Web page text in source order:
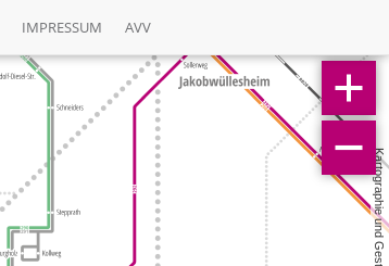
IMPRESSUM AVV